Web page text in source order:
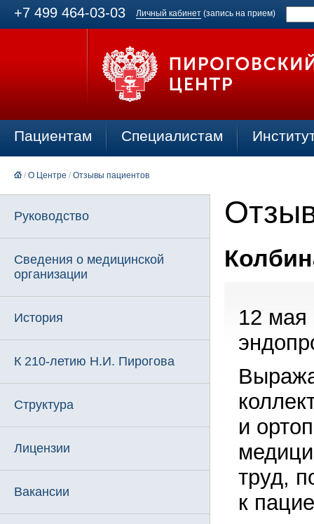
+7 499 464-03-03 Личный кабинет (запись на прием)
Пациентам Специалистам
/ О Центре / Отзывы пациентов
Руководство
Сведения о медицинской
организации
История
К 210-летию Н.И. Пирогова
Структура
Лицензии
Вакансии
12 мая
и
труд,
к